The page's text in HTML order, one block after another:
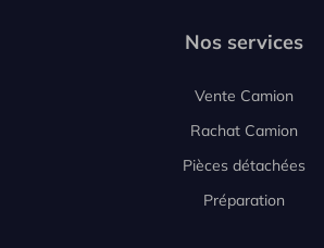
Nos services
Vente Camion
Rachat Camion
Pièces détachées
Préparation